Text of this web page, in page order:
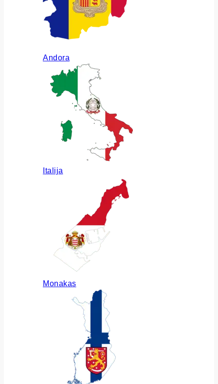
Andora
Italija
Monakas